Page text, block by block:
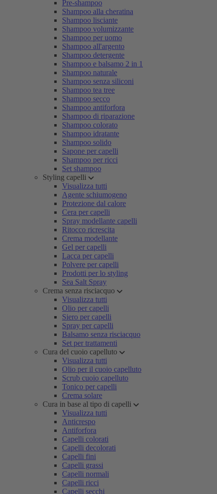
Pre-shampoo
Shampoo alla cheratina
Shampoo lisciante
Shampoo volumizzante
Shampoo per uomo
Shampoo all'argento
Shampoo detergente
Shampoo e balsamo 2 in 1
Shampoo naturale
Shampoo senza siliconi
Shampoo tea tree
Shampoo secco
Shampoo antiforfora
Shampoo di riparazione
Shampoo colorato
Shampoo idratante
Shampoo solido
Sapone per capelli
Shampoo per ricci
Set shampoo
Styling capelli
Visualizza tutti
Agente schiumogeno
Protezione dal calore
Cera per capelli
Spray modellante capelli
Ritocco ricrescita
Crema modellante
Gel per capelli
Lacca per capelli
Polvere per capelli
Prodotti per lo styling
Sea Salt Spray
Crema senza risciacquo
Visualizza tutti
Olio per capelli
Siero per capelli
Spray per capelli
Balsamo senza risciacquo
Set per trattamenti
Cura del cuoio capelluto
Visualizza tutti
Olio per il cuoio capelluto
Scrub cuoio capelluto
Tonico per capelli
Crema solare
Cura in base al tipo di capelli
Visualizza tutti
Anticrespo
Antiforfora
Capelli colorati
Capelli decolorati
Capelli fini
Capelli grassi
Capelli normali
Capelli ricci
Capelli secchi